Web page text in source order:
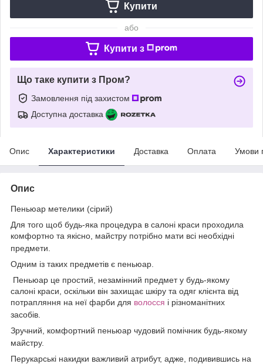
Купити
або
Купити з
Що таке купити з Пром?
Замовлення під захистом
Доступна доставка
Опис Характеристики Доставка Оплата Умови
Опис
Пеньюар метелики (сірий)
Для того щоб будь-яка процедура в салоні краси проходила
комфортно та якісно, майстру потрібно мати всі необхідні
предмети.
Одним із таких предметів є пеньюар.
Пеньюар це простий, незамінний предмет у будь-якому
салоні краси, оскільки він захищає шкіру та одяг клієнта від
потрапляння на неї фарби для волосся і різноманітних
засобів.
Зручний, комфортний пеньюар чудовий помічник будь-якому
майстру.
Перукарські накидки важливий атрибут, адже, подивившись на